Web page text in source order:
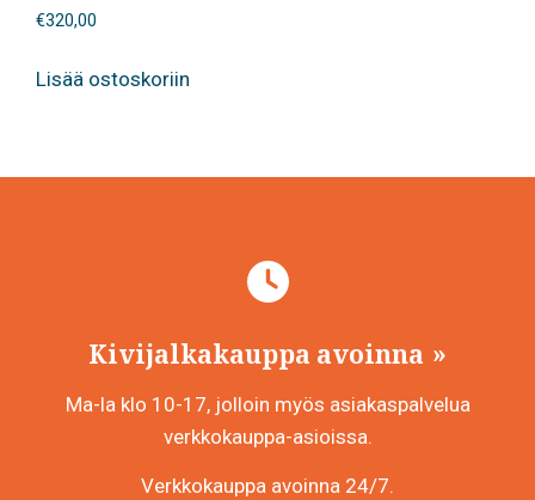
€320,00
Lisää ostoskoriin
Kivijalkakauppa avoinna
Ma-la klo 10-17, jolloin myös asiakaspalvelua
verkkokauppa-asioissa.
Verkkokauppa avoinna 24/7.